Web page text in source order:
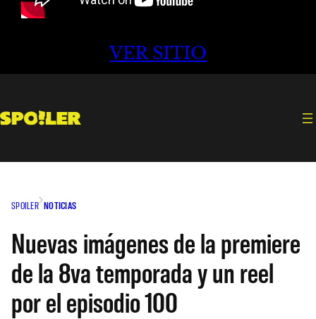
VER SITIO
SPOILER NOTICIAS
Nuevas imágenes de la premiere
de la 8va temporada y un reel
por el episodio 100